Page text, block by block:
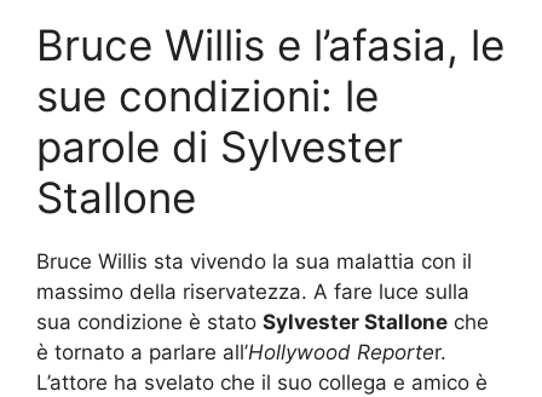
Bruce Willis e l’afasia, le
sue condizioni: le
parole di Sylvester
Stallone
Bruce Willis sta vivendo la sua malattia con il
massimo della riservatezza. A fare luce sulla
sua condizione è stato Sylvester Stallone che
è tornato a parlare all’Hollywood Reporter.
L’attore ha svelato che il suo collega e amico è